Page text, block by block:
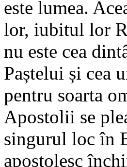
este lumea.
lor, iubitul lor
nu este cea
Paștelui și cea
pentru soarta
Apostolii se
singurul loc în
apostolesc